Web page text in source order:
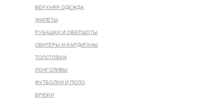
ВЕРХНЯЯ ОДЕЖДА
ЖИЛЕТЫ
РУБАШКИ И ОВЕРШОТЫ
СВИТЕРЫ И КАРДИГАНЫ
ТОЛСТОВКИ
ЛОНГСЛИВЫ
ФУТБОЛКИ И ПОЛО
БРЮКИ